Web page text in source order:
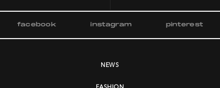
facebook instagram pinterest
NEWS